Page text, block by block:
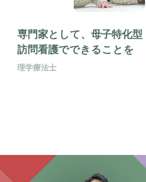
専門家として、母子特化型
訪問看護でできることを
理学療法士